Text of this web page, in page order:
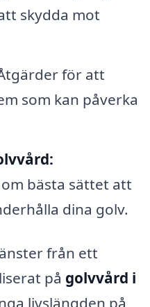
skydda mot
för att
som kan påverka
bästa sättet att
dina golv.
från ett
på golvvård i
livslängden på